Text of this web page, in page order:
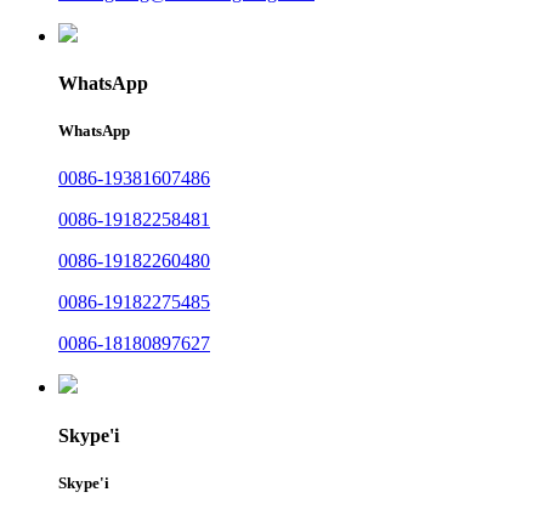
WhatsApp
WhatsApp
0086-19381607486
0086-19182258481
0086-19182260480
0086-19182275485
0086-18180897627
Skype'i
Skype'i